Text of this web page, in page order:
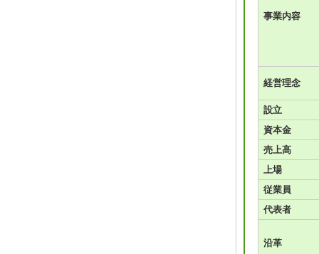
事業内容
経営理念
設立
資本金
売上高
上場
従業員
代表者
沿革